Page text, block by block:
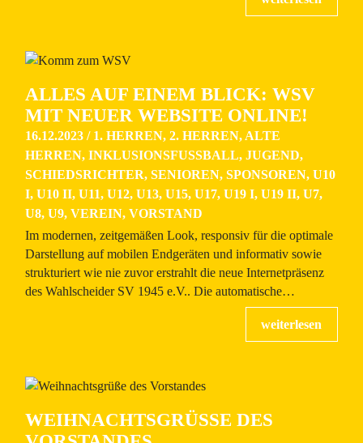
ALLES AUF EINEM BLICK: WSV
MIT NEUER WEBSITE ONLINE!
16.12.2023 / 1. HERREN, 2. HERREN, ALTE
HERREN, INKLUSIONSFUSSBALL , JUGEND,
SCHIEDSRICHTER, SENIOREN, SPONSOREN, U10
I, U10 II, U11, U12, U13, U15, U17, U19 I, U19 II, U7,
U8, U9, VEREIN, VORSTAND
Im modernen, zeitgemäßen Look, responsiv für die optimale
Darstellung auf mobilen Endgeräten und informativ sowie
strukturiert wie nie zuvor erstrahlt die neue Internetpräsenz
des Wahlscheider SV 1945 e.V.. Die automatische…
WEIHNACHTSGRÜSSE DES V